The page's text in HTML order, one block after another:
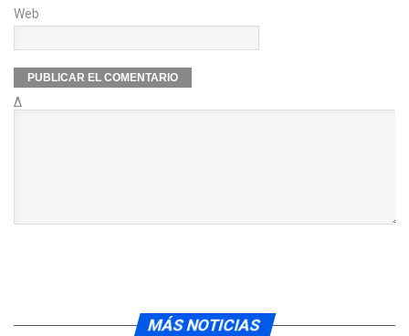
Web
Δ
MÁS NOTICIAS